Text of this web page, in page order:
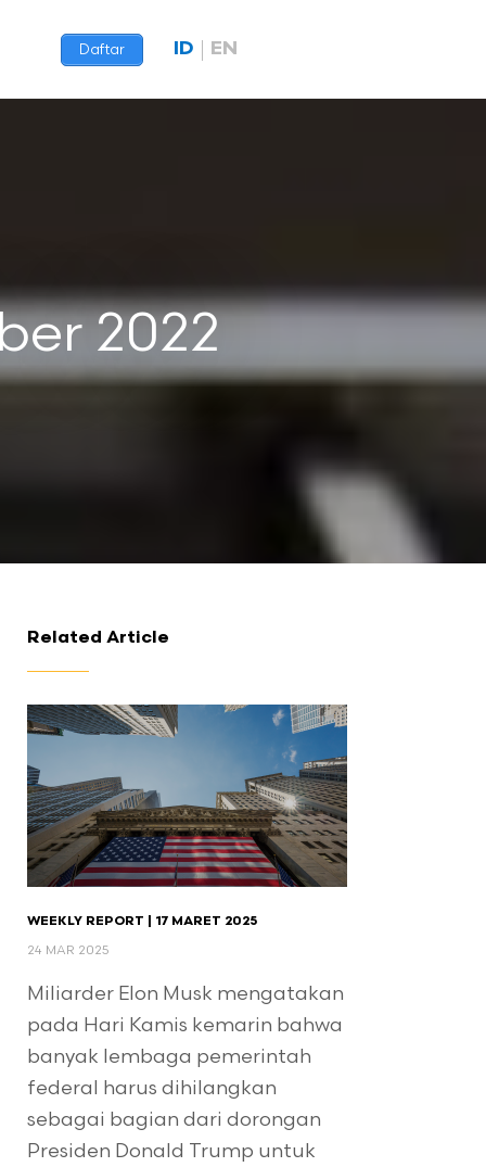
Daftar ID EN
2022
Related Article
WEEKLY REPORT | 17 MARET 2025
24 MAR 2025
Miliarder Elon Musk mengatakan
pada Hari Kamis kemarin bahwa
banyak lembaga pemerintah
federal harus dihilangkan
sebagai bagian dari dorongan
Presiden Donald Trump untuk